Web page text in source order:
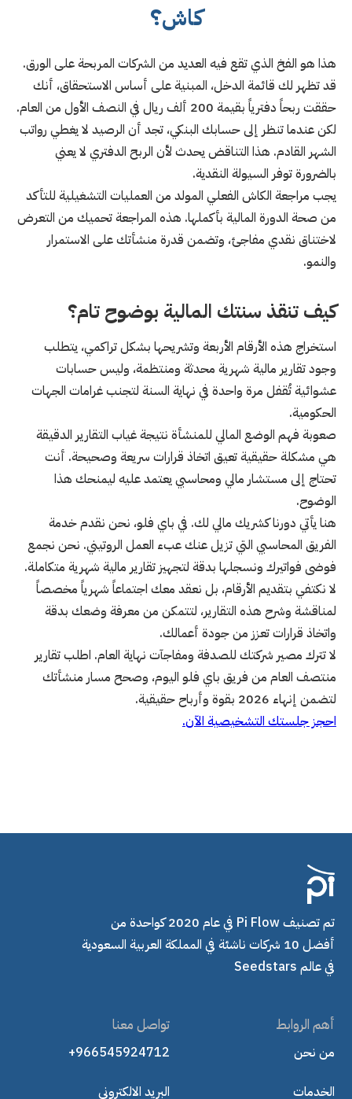
كاش؟
هذا هو الفخ الذي تقع فيه العديد من الشركات المربحة على الورق.
قد تظهر لك قائمة الدخل، المبنية على أساس الاستحقاق، أنك
حققت ربحاً دفترياً بقيمة 200 ألف ريال في النصف الأول من العام.
لكن عندما تنظر إلى حسابك البنكي، تجد أن الرصيد لا يغطي رواتب
الشهر القادم. هذا التناقض يحدث لأن الربح الدفتري لا يعني
بالضرورة توفر السيولة النقدية.
يجب مراجعة الكاش الفعلي المولد من العمليات التشغيلية للتأكد
من صحة الدورة المالية بأكملها. هذه المراجعة تحميك من التعرض
لاختناق نقدي مفاجئ، وتضمن قدرة منشأتك على الاستمرار
والنمو.
كيف تنقذ سنتك المالية بوضوح تام؟
استخراج هذه الأرقام الأربعة وتشريحها بشكل تراكمي، يتطلب
وجود تقارير مالية شهرية محدثة ومنتظمة، وليس حسابات
عشوائية تُقفل مرة واحدة في نهاية السنة لتجنب غرامات الجهات
الحكومية.
صعوبة فهم الوضع المالي للمنشأة نتيجة غياب التقارير الدقيقة
هي مشكلة حقيقية تعيق اتخاذ قرارات سريعة وصحيحة. أنت
تحتاج إلى مستشار مالي ومحاسبي يعتمد عليه ليمنحك هذا
الوضوح.
هنا يأتي دورنا كشريك مالي لك. في باي فلو، نحن نقدم خدمة
الفريق المحاسبي التي تزيل عنك عبء العمل الروتيني. نحن نجمع
فوضى فواتيرك ونسجلها بدقة لتجهيز تقارير مالية شهرية متكاملة.
لا نكتفي بتقديم الأرقام، بل نعقد معك اجتماعاً شهرياً مخصصاً
لمناقشة وشرح هذه التقارير، لتتمكن من معرفة وضعك بدقة
واتخاذ قرارات تعزز من جودة أعمالك.
لا تترك مصير شركتك للصدفة ومفاجآت نهاية العام. اطلب تقارير
منتصف العام من فريق باي فلو اليوم، وصحح مسار منشأتك
لتضمن إنهاء 2026 بقوة وأرباح حقيقية.
احجز جلستك التشخيصية الآن.
تم تصنيف Pi Flow في عام 2020 كواحدة من
أفضل 10 شركات ناشئة في المملكة العربية السعودية
في عالم Seedstars
أهم الروابط
من نحن
الخدمات
تواصل معنا
+966545924712
البريد الالكتروني